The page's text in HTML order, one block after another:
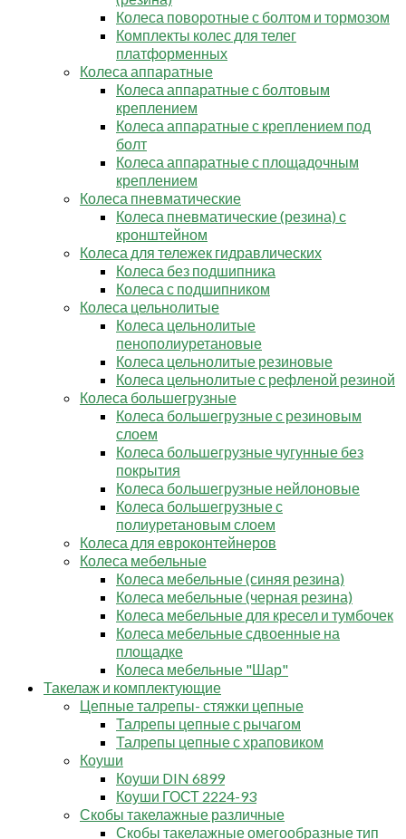
Колеса поворотные с болтом и тормозом
Комплекты колес для телег
платформенных
Колеса аппаратные
Колеса аппаратные с болтовым
креплением
Колеса аппаратные с креплением под
болт
Колеса аппаратные с площадочным
креплением
Колеса пневматические
Колеса пневматические (резина) с
кронштейном
Колеса для тележек гидравлических
Колеса без подшипника
Колеса с подшипником
Колеса цельнолитые
Колеса цельнолитые
пенополиуретановые
Колеса цельнолитые резиновые
Колеса цельнолитые с рефленой резиной
Колеса большегрузные
Колеса большегрузные с резиновым
слоем
Колеса большегрузные чугунные без
покрытия
Колеса большегрузные нейлоновые
Колеса большегрузные с
полиуретановым слоем
Колеса для евроконтейнеров
Колеса мебельные
Колеса мебельные (синяя резина)
Колеса мебельные (черная резина)
Колеса мебельные для кресел и тумбочек
Колеса мебельные сдвоенные на
площадке
Колеса мебельные "Шар"
Такелаж и комплектующие
Цепные талрепы- стяжки цепные
Талрепы цепные с рычагом
Талрепы цепные с храповиком
Коуши
Коуши DIN 6899
Коуши ГОСТ 2224-93
Скобы такелажные различные
Скобы такелажные омегообразные тип